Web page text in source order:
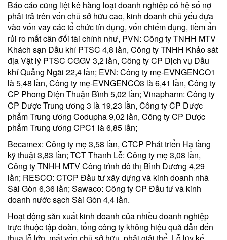
Báo cáo cũng liệt kê hàng loạt doanh nghiệp có hệ số nợ
phải trả trên vốn chủ sở hữu cao, kinh doanh chủ yếu dựa
vào vốn vay các tổ chức tín dụng, vốn chiếm dụng, tiềm ẩn
rủi ro mất cân đối tài chính như, PVN: Công ty TNHH MTV
Khách sạn Dầu khí PTSC 4,8 lần, Công ty TNHH Khảo sát
địa Vật lý PTSC CGGV 3,2 lần, Công ty CP Dịch vụ Dầu
khí Quảng Ngãi 22,4 lần; EVN: Công ty mẹ-EVNGENCO1
là 5,48 lần, Công ty mẹ-EVNGENCO3 là 6,41 lần, Công ty
CP Phong Điện Thuận Bình 5,02 lần; Vinapharm: Công ty
CP Dược Trung ương 3 là 19,23 lần, Công ty CP Dược
phẩm Trung ương Codupha 9,02 lần, Công ty CP Dược
phẩm Trung ương CPC1 là 6,85 lần;
Becamex: Công ty mẹ 3,58 lần, CTCP Phát triển Hạ tầng
kỹ thuật 3,83 lần; TCT Thanh Lễ: Công ty mẹ 3,08 lần,
Công ty TNHH MTV Công trình đô thị Bình Dương 4,29
lần; RESCO: CTCP Đầu tư xây dựng và kinh doanh nhà
Sài Gòn 6,36 lần; Sawaco: Công ty CP Đầu tư và kinh
doanh nước sạch Sài Gòn 4,4 lần.
Hoạt động sản xuất kinh doanh của nhiều doanh nghiệp
trực thuộc tập đoàn, tổng công ty không hiệu quả dẫn đến